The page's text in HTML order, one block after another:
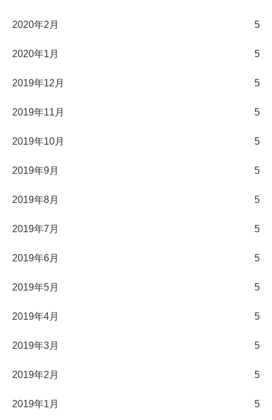
2020年2月 5
2020年1月 5
2019年12月 5
2019年11月 5
2019年10月 5
2019年9月 5
2019年8月 5
2019年7月 5
2019年6月 5
2019年5月 5
2019年4月 5
2019年3月 5
2019年2月 5
2019年1月 5